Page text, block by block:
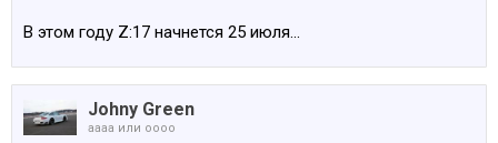
В этом году Z:17 начнется 25 июля...
Johny Green
аааа или оооо